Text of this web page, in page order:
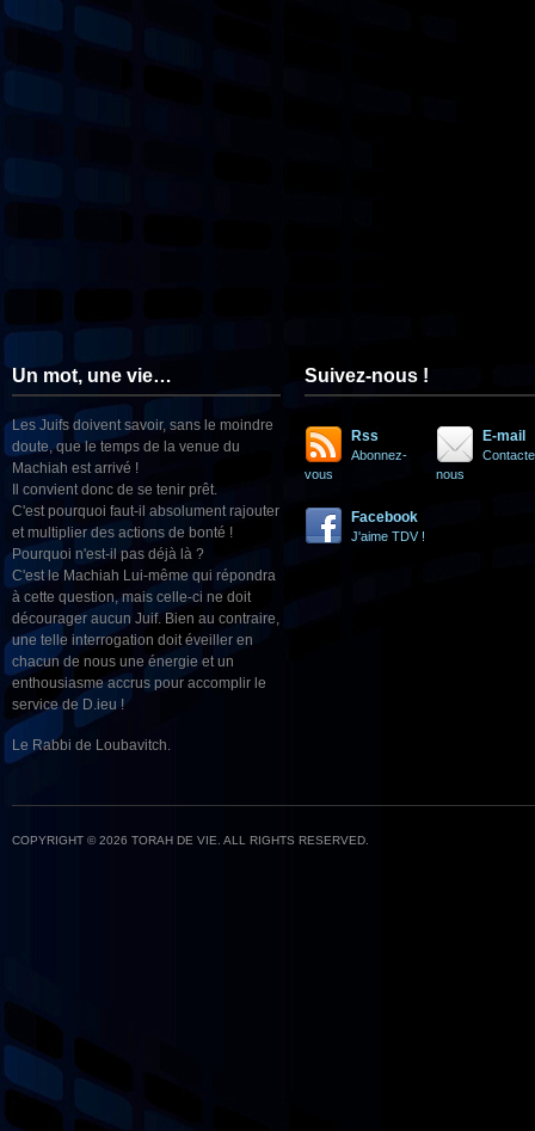
Un mot, une vie…
Les Juifs doivent savoir, sans le moindre
doute, que le temps de la venue du
Machiah est arrivé !
Il convient donc de se tenir prêt.
C'est pourquoi faut-il absolument rajouter
et multiplier des actions de bonté !
Pourquoi n'est-il pas déjà là ?
C'est le Machiah Lui-même qui répondra
à cette question, mais celle-ci ne doit
décourager aucun Juif. Bien au contraire,
une telle interrogation doit éveiller en
chacun de nous une énergie et un
enthousiasme accrus pour accomplir le
service de D.ieu !
Le Rabbi de Loubavitch.
Suivez-nous !
Rss
Abonnez-
vous
E-mail
nous
Facebook
J'aime TDV !
COPYRIGHT © 2026 TORAH DE VIE. ALL RIGHTS RESERVED.